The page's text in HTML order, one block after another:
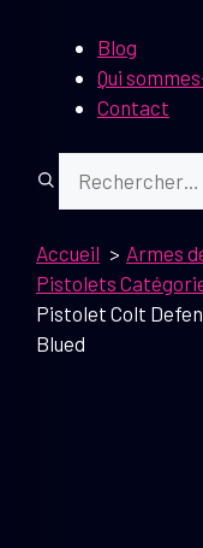
Blog
Qui
Contact
Accueil
Armes
Pistolets
Pistolet Colt
Blued